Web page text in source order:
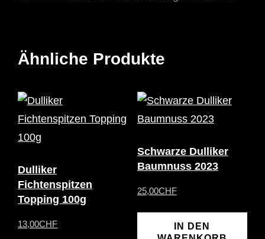
Ähnliche Produkte
Dulliker
Fichtenspitzen
Topping 100g
13,00CHF
Schwarze Dulliker
Baumnuss 2023
25,00CHF
IN DEN